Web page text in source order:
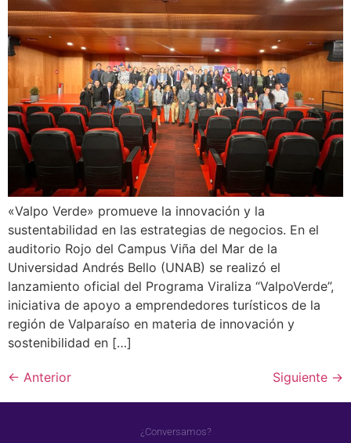
«Valpo Verde» promueve la innovación y la
sustentabilidad en las estrategias de negocios. En el
auditorio Rojo del Campus Viña del Mar de la
Universidad Andrés Bello (UNAB) se realizó el
lanzamiento oficial del Programa Viraliza “ValpoVerde”,
iniciativa de apoyo a emprendedores turísticos de la
región de Valparaíso en materia de innovación y
sostenibilidad en […]
← Anterior Siguiente →
¿Conversamos?